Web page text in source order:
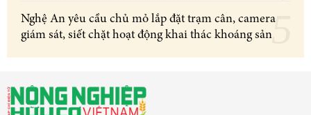
Nghệ An yêu cầu chủ mỏ lắp đặt trạm cân, camera
giám sát, siết chặt hoạt động khai thác khoáng sản